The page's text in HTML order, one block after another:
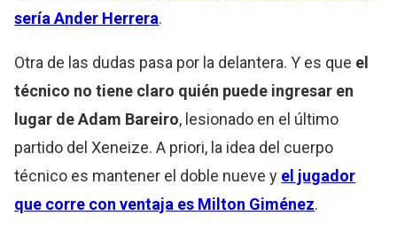
sería Ander Herrera.
Otra de las dudas pasa por la delantera. Y es que el
técnico no tiene claro quién puede ingresar en
lugar de Adam Bareiro, lesionado en el último
partido del Xeneize. A priori, la idea del cuerpo
técnico es mantener el doble nueve y el jugador
que corre con ventaja es Milton Giménez.